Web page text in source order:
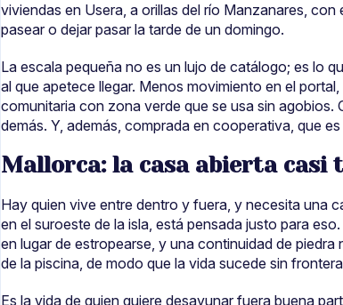
viviendas en Usera, a orillas del río Manzanares,
pasear o dejar pasar la tarde de un domingo.
La escala pequeña no es un lujo de catálogo; es lo
al que apetece llegar. Menos movimiento en el
comunitaria con zona verde que se usa sin agobios.
demás. Y, además, comprada en cooperativa, que
Mallorca: la casa abierta casi
Hay quien vive entre dentro y fuera, y necesita una
en el suroeste de la isla, está pensada justo para
en lugar de estropearse, y una continuidad de
de la piscina, de modo que la vida sucede sin
Es la vida de quien quiere desayunar fuera buena